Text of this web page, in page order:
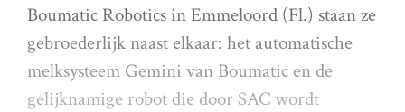
Boumatic Robotics in Emmeloord (Fl.) staan ze
gebroederlijk naast elkaar: het automatische
melksysteem Gemini van Boumatic en de
gelijknamige robot die door SAC wordt